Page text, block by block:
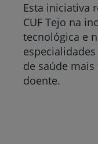
Esta iniciativa
CUF Tejo na
tecnológica e
de saúde
doente.